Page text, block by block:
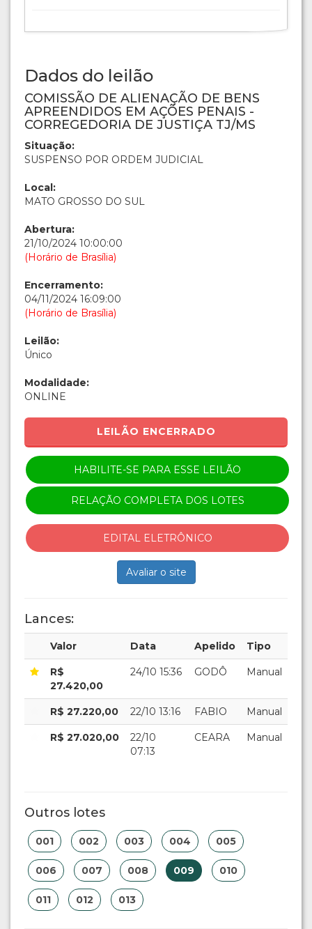
Dados do leilão
COMISSÃO DE ALIENAÇÃO DE BENS
APREENDIDOS EM AÇÕES PENAIS -
CORREGEDORIA DE JUSTIÇA TJ/MS
Situação:
SUSPENSO POR ORDEM JUDICIAL
Local:
MATO GROSSO DO SUL
Abertura:
21/10/2024 10:00:00
(Horário de Brasília)
Encerramento:
04/11/2024 16:09:00
(Horário de Brasília)
Leilão:
Único
Modalidade:
ONLINE
LEILÃO ENCERRADO
HABILITE-SE PARA ESSE LEILÃO
RELAÇÃO COMPLETA DOS LOTES
EDITAL ELETRÔNICO
Avaliar o site
Lances:
Valor Data Apelido Tipo
R$
27.420,00
24/10 15:36 GODÔ Manual
R$ 27.220,00 22/10 13:16 FABIO Manual
R$ 27.020,00
22/10
07:13
CEARA Manual
Outros lotes
001 002 003 004 005
006 007 008 009 010
011 012 013